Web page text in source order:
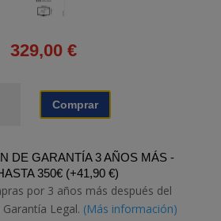
329,00 €
Comprar
DE GARANTÍA 3 AÑOS MÁS -
350€ (+41,90 €)
por 3 años más después del
Legal. (Más información)